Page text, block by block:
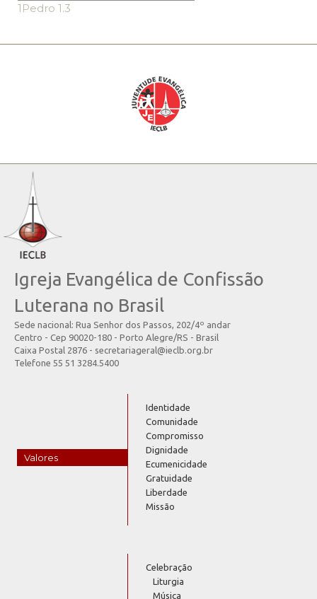
1Pedro 1.3
Igreja Evangélica de Confissão
Luterana no Brasil
Sede nacional: Rua Senhor dos Passos, 202/4º andar
Centro - Cep 90020-180 - Porto Alegre/RS - Brasil
Caixa Postal 2876 - secretariageral@ieclb.org.br
Telefone 55 51 3284.5400
Valores
Identidade
Comunidade
Compromisso
Dignidade
Ecumenicidade
Gratuidade
Liberdade
Missão
Celebração
Liturgia
Música